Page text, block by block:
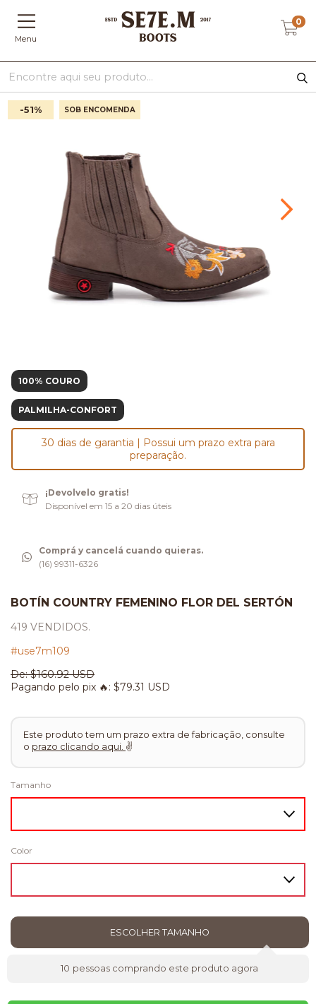
Menu
0
-51% SOB ENCOMENDA
100% COURO
PALMILHA-CONFORT
30 dias de garantia | Possui um prazo extra para
preparação.
¡Devolvelo gratis!
Disponível em 15 a 20 dias úteis
Comprá y cancelá cuando quieras.
(16) 99311-6326
BOTÍN COUNTRY FEMENINO FLOR DEL SERTÓN
419 VENDIDOS.
#use7m109
De:$160.92 USD
Pagando pelo pix 🔥: $79.31 USD
Este produto tem um prazo extra de fabricação, consulte
o prazo clicando aqui. ✌
Tamanho
Color
10 pessoas comprando este produto agora